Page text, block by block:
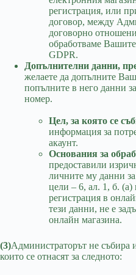
регистрация, или
договор, между
договорно
обработваме
GDPR.
Допълнителни данни,
желаете да допълните
попълните в него данни
номер.
Цел, за която се
информация за
акаунт.
Основания за
предоставили
личните му данни
цели – 6, ал. 1, б.
регистрация в
тези данни, не е
онлайн магазина.
(3)Администраторът не събира
които се отнасят за следното: